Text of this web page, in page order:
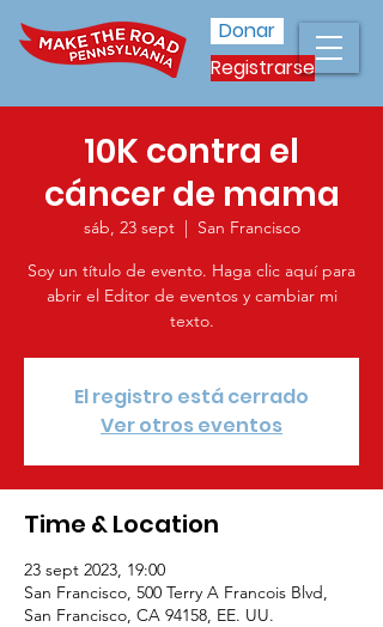
Donar
Registrarse
10K contra el
cáncer de mama
sáb, 23 sept
  |
San Francisco
Soy un título de evento. Haga clic aquí para
abrir el Editor de eventos y cambiar mi
texto.
El registro está cerrado
Ver otros eventos
Time & Location
23 sept 2023, 19:00
San Francisco, 500 Terry A Francois Blvd,
San Francisco, CA 94158, EE. UU.